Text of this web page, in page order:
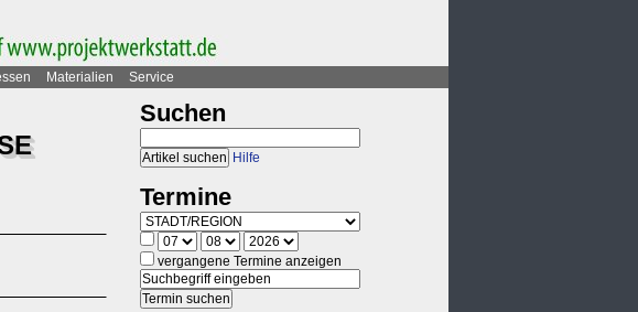
Materialien
Service
Suchen
Hilfe
Termine
vergangene Termine anzeigen